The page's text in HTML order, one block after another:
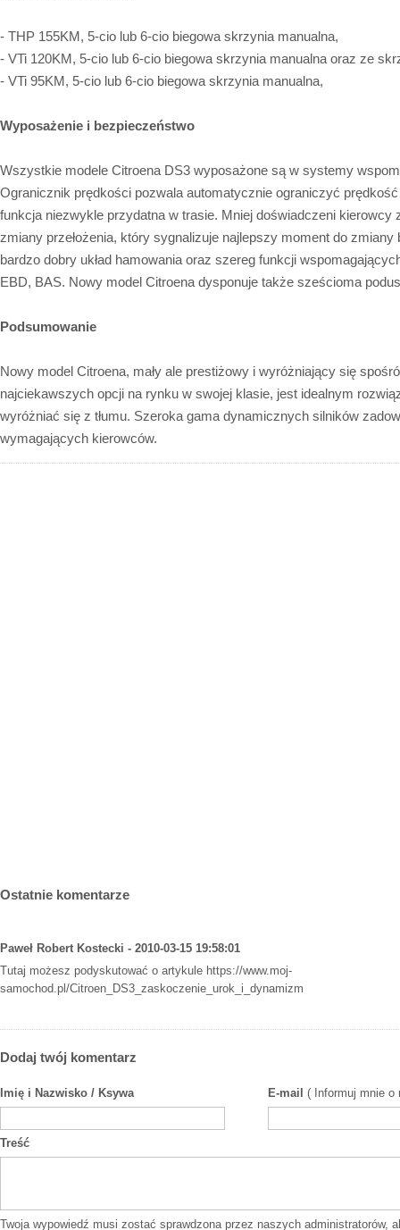
- THP 155KM, 5-cio lub 6-cio biegowa skrzynia manualna,
- VTi 120KM, 5-cio lub 6-cio biegowa skrzynia manualna oraz ze
- VTi 95KM, 5-cio lub 6-cio biegowa skrzynia manualna,
Wyposażenie i bezpieczeństwo
Wszystkie modele Citroena DS3 wyposażone są w systemy
Ogranicznik prędkości pozwala automatycznie ograniczyć
funkcja niezwykle przydatna w trasie. Mniej doświadczeni kierowcy
zmiany przełożenia, który sygnalizuje najlepszy moment do zmiany
bardzo dobry układ hamowania oraz szereg funkcji
EBD, BAS. Nowy model Citroena dysponuje także sześcioma
Podsumowanie
Nowy model Citroena, mały ale prestiżowy i wyróżniający się
najciekawszych opcji na rynku w swojej klasie, jest idealnym
wyróżniać się z tłumu. Szeroka gama dynamicznych silników
wymagających kierowców.
Ostatnie komentarze
Paweł Robert Kostecki - 2010-03-15 19:58:01
Tutaj możesz podyskutować o artykule https://www.moj-
samochod.pl/Citroen_DS3_zaskoczenie_urok_i_dynamizm
Dodaj twój komentarz
Imię i Nazwisko / Ksywa E-mail ( Informuj mnie o
Treść
Twoja wypowiedź musi zostać sprawdzona przez naszych administratorów,